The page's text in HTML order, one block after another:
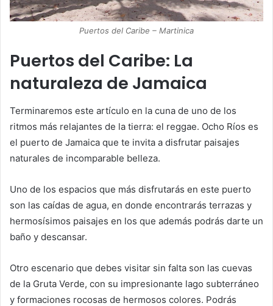
Puertos del Caribe – Martinica
Puertos del Caribe: La
naturaleza de Jamaica
Terminaremos este artículo en la cuna de uno de los
ritmos más relajantes de la tierra: el reggae. Ocho Ríos es
el puerto de Jamaica que te invita a disfrutar paisajes
naturales de incomparable belleza.
Uno de los espacios que más disfrutarás en este puerto
son las caídas de agua, en donde encontrarás terrazas y
hermosísimos paisajes en los que además podrás darte un
baño y descansar.
Otro escenario que debes visitar sin falta son las cuevas
de la Gruta Verde, con su impresionante lago subterráneo
y formaciones rocosas de hermosos colores. Podrás